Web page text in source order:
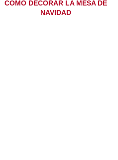
CÓMO DECORAR LA MESA DE
NAVIDAD